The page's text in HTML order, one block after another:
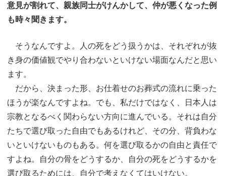
意見が割れて、親族同士がけんかして、仲が悪くなった例
も時々聞きます。
そうなんですよ。人の死をどう扱うかは、それぞれが抜
き身の価値観でやり合わないといけない場面なんだと思い
ます。
だから、決まった形、お仕着せのお葬式の流れに乗った
ほうが楽なんですよね。でも、私だけではなく、日本人は
宗教となるべく関わらない方向に進んでいる。それは自分
たちで選び取った自由でもあるけれど、その分、背負わな
いといけないものもある。何を選び取るかの自由と責任で
すよね。自分の骨をどうするか、自分の死をどうするかを
選び取るためには、自分で考えなくてはいけない。